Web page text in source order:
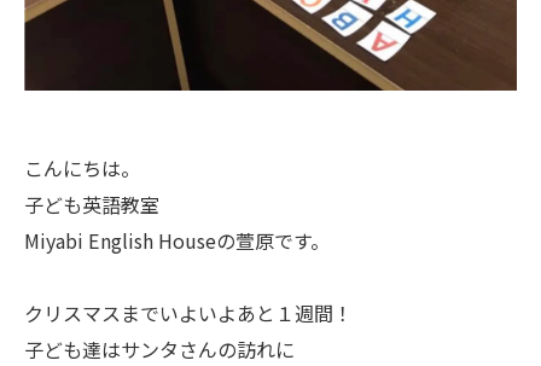
こんにちは。
子ども英語教室
Miyabi English Houseの萱原です。
クリスマスまでいよいよあと１週間！
子ども達はサンタさんの訪れに